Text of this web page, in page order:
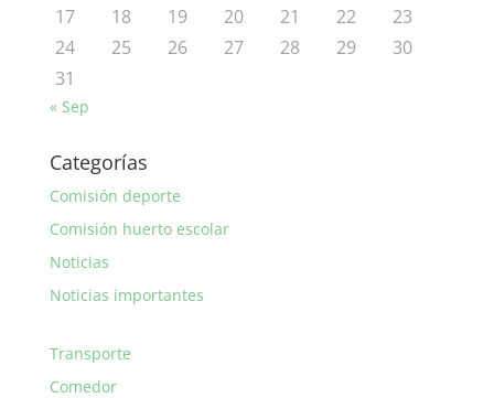
17
18 19 20 21 22
23
24
25 26 27 28 29
30
31
« Sep
Categorías
Comisión deporte
Comisión huerto escolar
Noticias
Noticias importantes
Transporte
Comedor